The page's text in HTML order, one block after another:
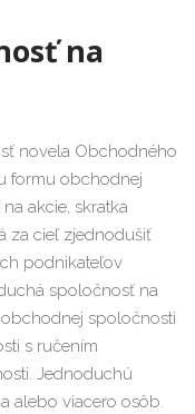
na
novela Obchodného
formu obchodnej
akcie, skratka
za cieľ zjednodušiť
podnikateľov
spoločnosť na
spoločnosti
s ručením
Jednoduchú
alebo viacero osôb.